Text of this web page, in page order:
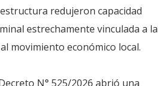
redujeron capacidad
estrechamente vinculada a la
movimiento económico local.
N° 525/2026 abrió una